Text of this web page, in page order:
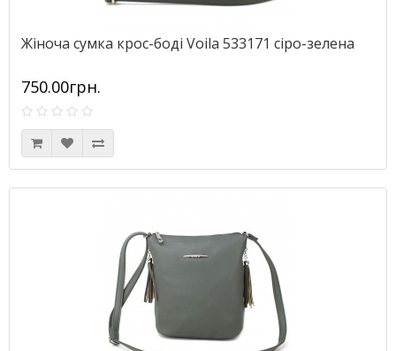
Жіноча сумка крос-боді Voila 533171 сіро-зелена
750.00грн.